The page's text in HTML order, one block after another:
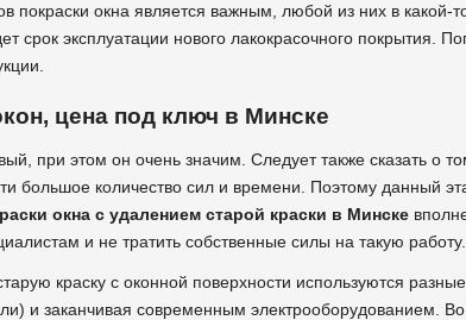
покраски окна является важным, любой из них в какой-
срок эксплуатации нового лакокрасочного покрытия.
цена под ключ в Минске
при этом он очень значим. Следует также сказать о
большое количество сил и времени. Поэтому данный
окна с удалением старой краски в Минске
и не тратить собственные силы на такую работу.
краску с оконной поверхности используются
и заканчивая современным электрооборудованием.